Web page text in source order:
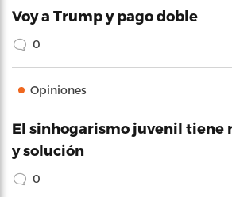
Voy a Trump y pago doble
0
Opiniones
El sinhogarismo juvenil tiene
y solución
0